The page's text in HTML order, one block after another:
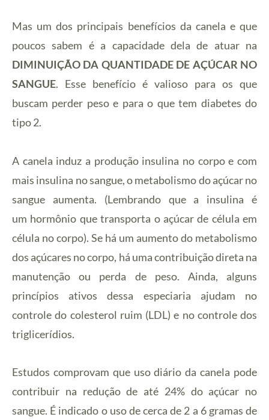
Mas um dos principais benefícios da canela e que
poucos sabem é a capacidade dela de atuar na
DIMINUIÇÃO DA QUANTIDADE DE AÇÚCAR NO
SANGUE. Esse benefício é valioso para os que
buscam perder peso e para o que tem diabetes do
tipo 2.
A canela induz a produção insulina no corpo e com
mais insulina no sangue, o metabolismo do açúcar no
sangue aumenta. (Lembrando que a insulina é
um hormônio que transporta o açúcar de célula em
célula no corpo). Se há um aumento do metabolismo
dos açúcares no corpo, há uma contribuição direta na
manutenção ou perda de peso. Ainda, alguns
princípios ativos dessa especiaria ajudam no
controle do colesterol ruim (LDL) e no controle dos
triglicerídios.
Estudos comprovam que uso diário da canela pode
contribuir na redução de até 24% do açúcar no
sangue. É indicado o uso de cerca de 2 a 6 gramas de